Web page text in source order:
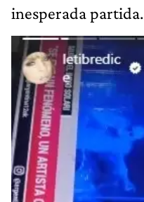
inesperada partida.